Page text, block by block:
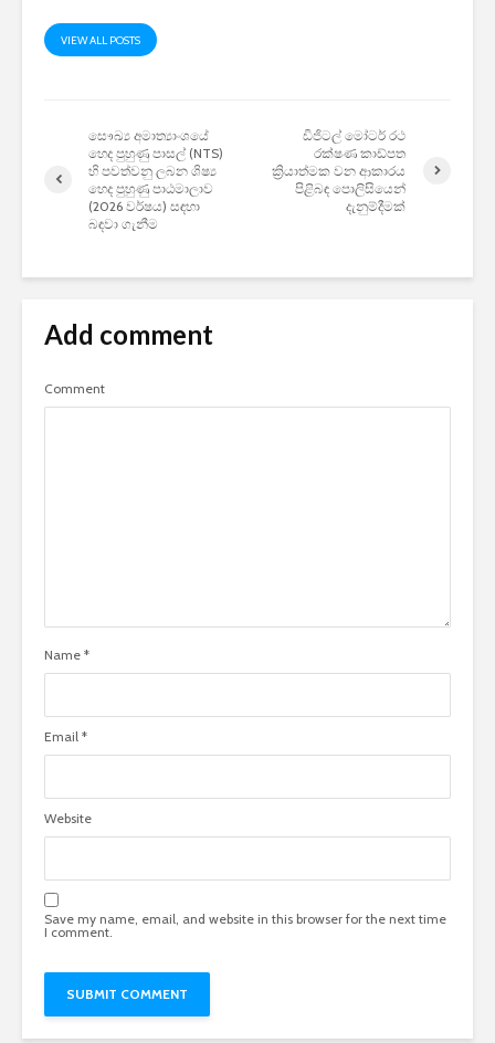
VIEW ALL POSTS
සෞඛ්‍ය අමාත්‍යාංශයේ
හෙද පුහුණු පාසල් (NTS)
හි පවත්වනු ලබන ශිෂ්‍ය
හෙද පුහුණු පාඨමාලාව
(2026 වර්ෂය) සඳහා
බඳවා ගැනීම
ඩිජිටල් මෝටර් රථ
රක්ෂණ කාඩ්පත
ක්‍රියාත්මක වන ආකාරය
පිළිබඳ පොලිසියෙන්
දැනුම්දීමක්
Add comment
Comment
Name *
Email *
Website
Save my name, email, and website in this browser for the next time
I comment.